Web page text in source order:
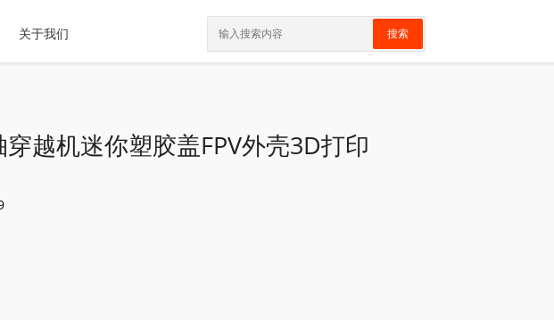
关于我们 搜索
越机迷你塑胶盖FPV外壳3D打印